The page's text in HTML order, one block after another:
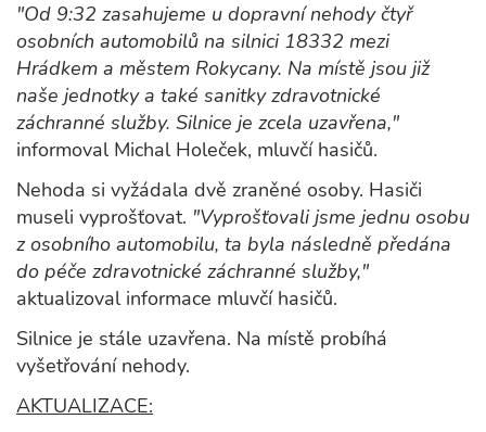
"Od 9:32 zasahujeme u dopravní nehody čtyř
osobních automobilů na silnici 18332 mezi
Hrádkem a městem Rokycany. Na místě jsou již
naše jednotky a také sanitky zdravotnické
záchranné služby. Silnice je zcela uzavřena,"
informoval Michal Holeček, mluvčí hasičů.
Nehoda si vyžádala dvě zraněné osoby. Hasiči
museli vyprošťovat. "Vyprošťovali jsme jednu osobu
z osobního automobilu, ta byla následně předána
do péče zdravotnické záchranné služby,"
aktualizoval informace mluvčí hasičů.
Silnice je stále uzavřena. Na místě probíhá
vyšetřování nehody.
AKTUALIZACE: